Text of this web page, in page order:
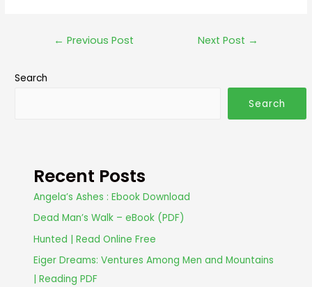
← Previous Post Next Post →
Search
Search
Recent Posts
Angela’s Ashes : Ebook Download
Dead Man’s Walk – eBook (PDF)
Hunted | Read Online Free
Eiger Dreams: Ventures Among Men and Mountains
| Reading PDF